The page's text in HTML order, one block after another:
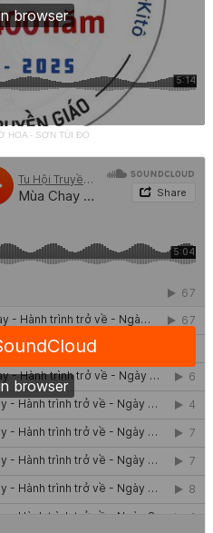
HOA - SƠN TÚI ĐỎ